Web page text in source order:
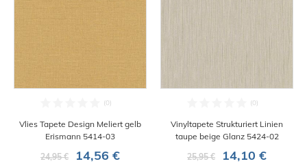
Vlies Tapete Design Meliert gelb
Erismann 5414-03
24,95 €
14,56 €
Vinyltapete Strukturiert Linien
taupe beige Glanz 5424-02
25,95 €
14,10 €